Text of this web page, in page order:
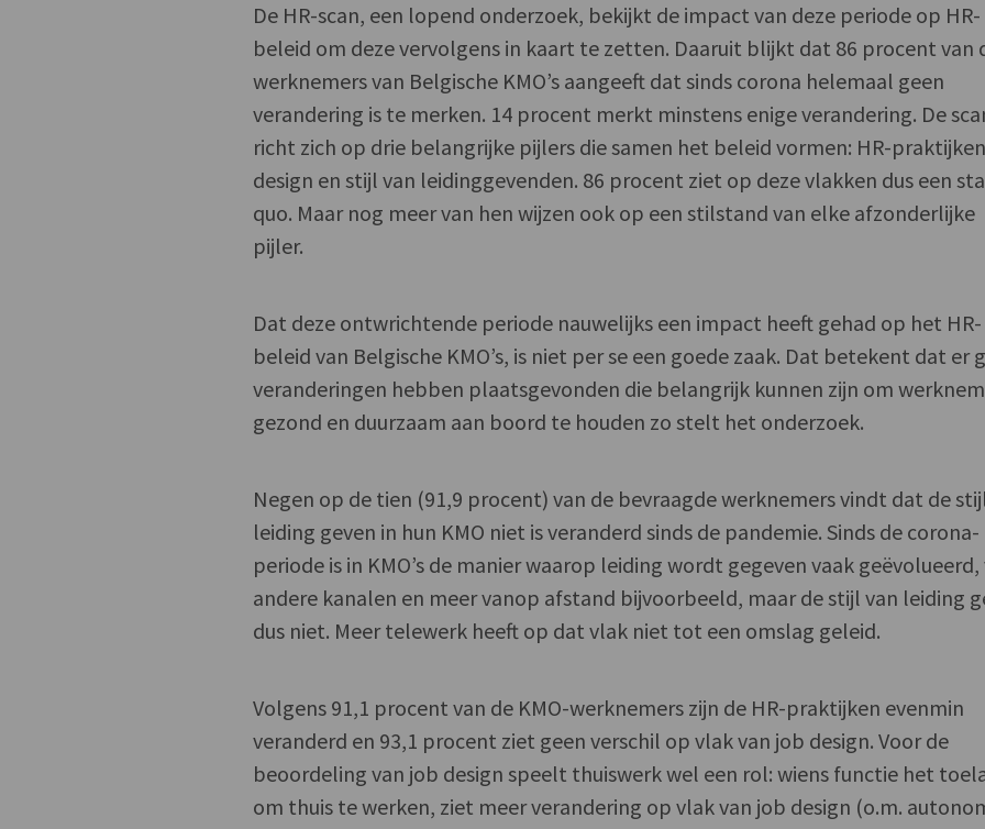
De HR-scan, een lopend onderzoek, bekijkt de impact van deze periode op HR-
beleid om deze vervolgens in kaart te zetten. Daaruit blijkt dat 86 procent van
werknemers van Belgische KMO’s aangeeft dat sinds corona helemaal geen
verandering is te merken. 14 procent merkt minstens enige verandering. De
richt zich op drie belangrijke pijlers die samen het beleid vormen: HR-
design en stijl van leidinggevenden. 86 procent ziet op deze vlakken dus een
quo. Maar nog meer van hen wijzen ook op een stilstand van elke afzonderlijke
pijler.
Dat deze ontwrichtende periode nauwelijks een impact heeft gehad op het HR-
beleid van Belgische KMO’s, is niet per se een goede zaak. Dat betekent dat er
veranderingen hebben plaatsgevonden die belangrijk kunnen zijn om
gezond en duurzaam aan boord te houden zo stelt het onderzoek.
Negen op de tien (91,9 procent) van de bevraagde werknemers vindt dat de
leiding geven in hun KMO niet is veranderd sinds de pandemie. Sinds de corona-
periode is in KMO’s de manier waarop leiding wordt gegeven vaak geëvolueerd,
andere kanalen en meer vanop afstand bijvoorbeeld, maar de stijl van leiding
dus niet. Meer telewerk heeft op dat vlak niet tot een omslag geleid.
Volgens 91,1 procent van de KMO-werknemers zijn de HR-praktijken evenmin
veranderd en 93,1 procent ziet geen verschil op vlak van job design. Voor de
beoordeling van job design speelt thuiswerk wel een rol: wiens functie het
om thuis te werken, ziet meer verandering op vlak van job design (o.m.